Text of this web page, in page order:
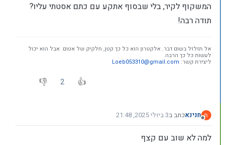
המשקוף לקיר, בלי שבסוף אתקע עם כתם אסטתי עליו?
תודה רבה!
אל תזלזל בשום דבר. אלקטרון הוא כל כך קטן, חלקיק של אטום. אבל הוא יכול
לעשות כל כך הרבה.
ליצירת קשר: Loeb053310@gmail.com
2
ח
מנותק
חנינאכתב ב3 ביולי 2025, 21:48
נערך לאחרונה על ידי
למה לא שוב עם קצף